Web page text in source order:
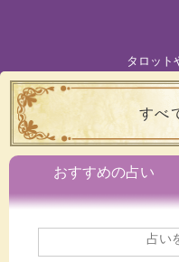
タロット
すべ
おすすめの占い